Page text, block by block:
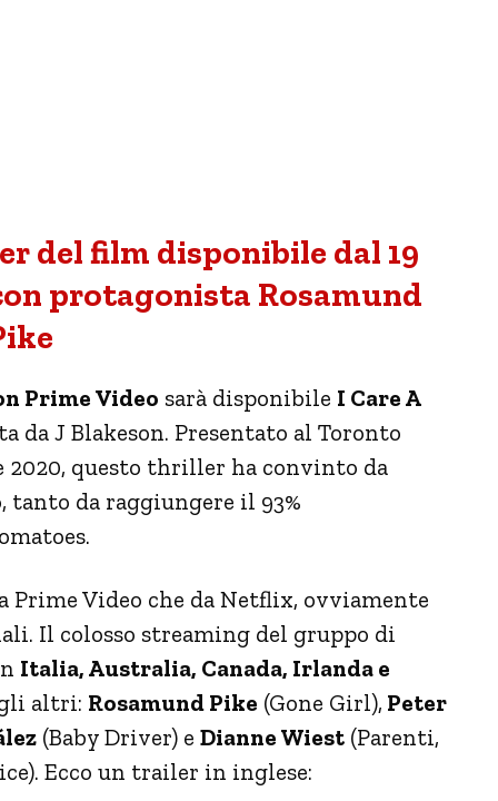
del film disponibile dal 19
protagonista Rosamund
Prime Video sarà disponibile I Care A
J Blakeson. Presentato al Toronto
questo thriller ha convinto da
da raggiungere il 93%
Video che da Netflix, ovviamente
Il colosso streaming del gruppo di
Italia, Australia, Canada, Irlanda e
altri: Rosamund Pike (Gone Girl), Peter
(Baby Driver) e Dianne Wiest (Parenti,
Ecco un trailer in inglese: